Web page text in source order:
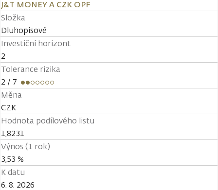
J&T MONEY A CZK OPF
Složka
Dluhopisové
Investiční horizont
2
Tolerance rizika
2 / 7
Měna
CZK
Hodnota podílového listu
1,8231
Výnos (1 rok)
3,53 %
K datu
6. 8. 2026